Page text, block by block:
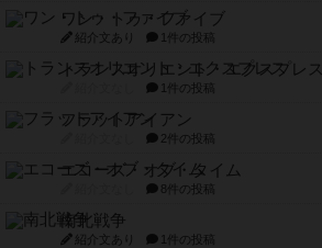
ワン・トゥ・ファイブ
紹介文あり 1件の投稿
トランスオリエント・エクスプレス
1件の投稿
フラットアイアン
2件の投稿
エコーズ・オブ・タイム
8件の投稿
南北戦争
紹介文あり 1件の投稿